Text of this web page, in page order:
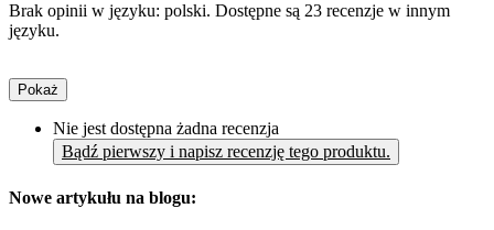
Brak opinii w języku: polski. Dostępne są 23 recenzje w innym
języku.
Pokaż
Nie jest dostępna żadna recenzja
Bądź pierwszy i napisz recenzję tego produktu.
Nowe artykułu na blogu: